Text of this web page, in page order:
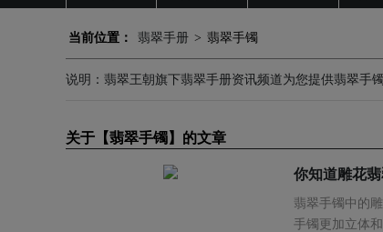
当前位置： 翡翠手册 > 翡翠手镯
说明：翡翠王朝旗下翡翠手册资讯频道为您提供翡翠手
关于【翡翠手镯】的文章
你知道雕花
翡翠手镯中的
手镯更加立体